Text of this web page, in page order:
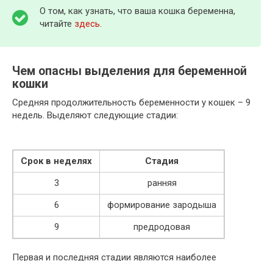
О том, как узнать, что ваша кошка беременна,
читайте здесь.
Чем опасны выделения для беременной
кошки
Средняя продолжительность беременности у кошек – 9
недель. Выделяют следующие стадии:
Срок в неделях
Стадия
3
ранняя
6
формирование зародыша
9
предродовая
Первая и последняя стадии являются наиболее